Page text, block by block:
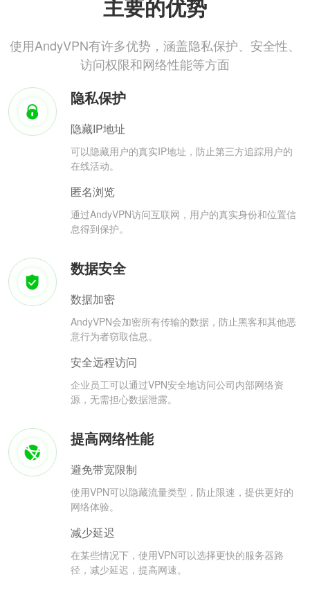
主要的优势
使用AndyVPN有许多优势，涵盖隐私保护、安全性、
访问权限和网络性能等方面
隐私保护
隐藏IP地址
可以隐藏用户的真实IP地址，防止第三方追踪用户的
在线活动。
匿名浏览
通过AndyVPN访问互联网，用户的真实身份和位置信
息得到保护。
数据安全
数据加密
AndyVPN会加密所有传输的数据，防止黑客和其他恶
意行为者窃取信息。
安全远程访问
企业员工可以通过VPN安全地访问公司内部网络资
源，无需担心数据泄露。
提高网络性能
避免带宽限制
使用VPN可以隐藏流量类型，防止限速，提供更好的
网络体验。
减少延迟
在某些情况下，使用VPN可以选择更快的服务器路
径，减少延迟，提高网速。